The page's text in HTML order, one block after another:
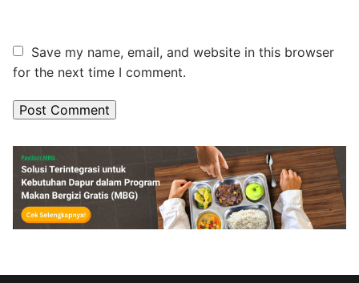
Save my name, email, and website in this browser
for the next time I comment.